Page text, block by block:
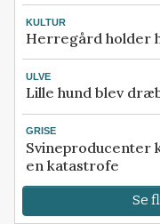
KULTUR
Herregård holder
ULVE
Lille hund blev
GRISE
Svineproducenter
en katastrofe
Se